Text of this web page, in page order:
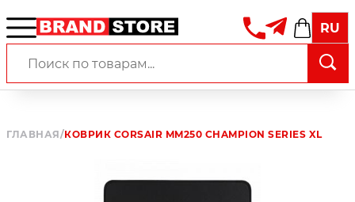
RU
ГЛАВНАЯ/КОВРИК CORSAIR MM250 CHAMPION SERIES XL